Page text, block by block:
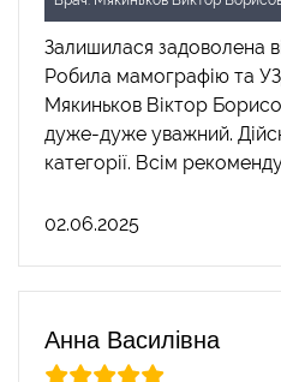
Залишилася задоволена
Робила мамографію та
Мякиньков Віктор
дуже-дуже уважний.
категорії. Всім
02.06.2025
Анна Василівна